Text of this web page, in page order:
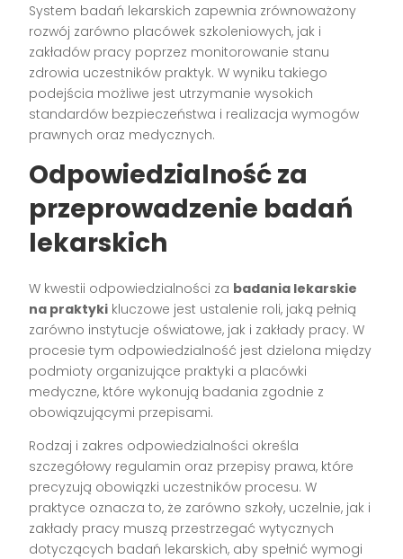
System badań lekarskich zapewnia zrównoważony
rozwój zarówno placówek szkoleniowych, jak i
zakładów pracy poprzez monitorowanie stanu
zdrowia uczestników praktyk. W wyniku takiego
podejścia możliwe jest utrzymanie wysokich
standardów bezpieczeństwa i realizacja wymogów
prawnych oraz medycznych.
Odpowiedzialność za
przeprowadzenie badań
lekarskich
W kwestii odpowiedzialności za badania lekarskie
na praktyki kluczowe jest ustalenie roli, jaką pełnią
zarówno instytucje oświatowe, jak i zakłady pracy. W
procesie tym odpowiedzialność jest dzielona między
podmioty organizujące praktyki a placówki
medyczne, które wykonują badania zgodnie z
obowiązującymi przepisami.
Rodzaj i zakres odpowiedzialności określa
szczegółowy regulamin oraz przepisy prawa, które
precyzują obowiązki uczestników procesu. W
praktyce oznacza to, że zarówno szkoły, uczelnie, jak i
zakłady pracy muszą przestrzegać wytycznych
dotyczących badań lekarskich, aby spełnić wymogi